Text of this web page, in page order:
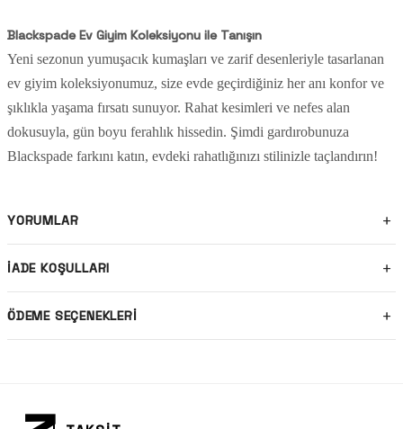
Blackspade Ev Giyim Koleksiyonu ile Tanışın
Yeni sezonun yumuşacık kumaşları ve zarif desenleriyle tasarlanan
ev giyim koleksiyonumuz, size evde geçirdiğiniz her anı konfor ve
şıklıkla yaşama fırsatı sunuyor. Rahat kesimleri ve nefes alan
dokusuyla, gün boyu ferahlık hissedin. Şimdi gardırobunuza
Blackspade farkını katın, evdeki rahatlığınızı stilinizle taçlandırın!
YORUMLAR
İADE KOŞULLARI
ÖDEME SEÇENEKLERI